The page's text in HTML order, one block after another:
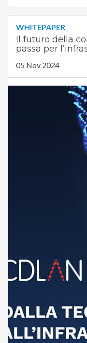
WHITEPAPER
Il futuro della
passa per
05 Nov 2024